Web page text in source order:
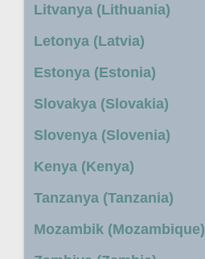
Litvanya (Lithuania)
Letonya (Latvia)
Estonya (Estonia)
Slovakya (Slovakia)
Slovenya (Slovenia)
Kenya (Kenya)
Tanzanya (Tanzania)
Mozambik (Mozambique)